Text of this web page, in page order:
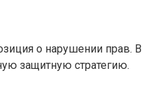
о нарушении прав.
защитную стратегию.